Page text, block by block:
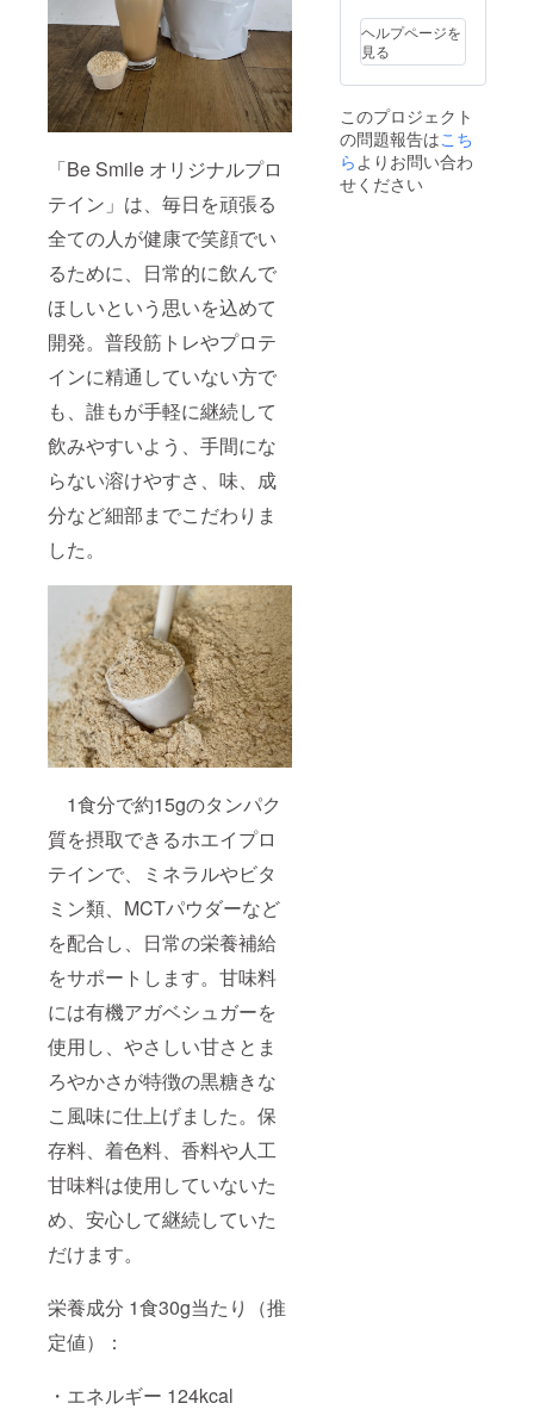
「Be Smile オリジナルプロ
テイン」は、毎日を頑張る
全ての人が健康で笑顔でい
るために、日常的に飲んで
ほしいという思いを込めて
開発。普段筋トレやプロテ
インに精通していない方で
も、誰もが手軽に継続して
飲みやすいよう、手間にな
らない溶けやすさ、味、成
分など細部までこだわりま
した。
1食分で約15gのタンパク
質を摂取できるホエイプロ
テインで、ミネラルやビタ
ミン類、MCTパウダーなど
を配合し、日常の栄養補給
をサポートします。甘味料
には有機アガベシュガーを
使用し、やさしい甘さとま
ろやかさが特徴の黒糖きな
こ風味に仕上げました。保
存料、着色料、香料や人工
甘味料は使用していないた
め、安心して継続していた
だけます。
栄養成分 1食30g当たり（推
定値）：
・エネルギー 124kcal
付され
たラベ
ルや注
意書き
認くだ
さい。
ヘルプページを
見る
このプロジェクト
の問題報告はこち
ら よりお問い合わ
せください